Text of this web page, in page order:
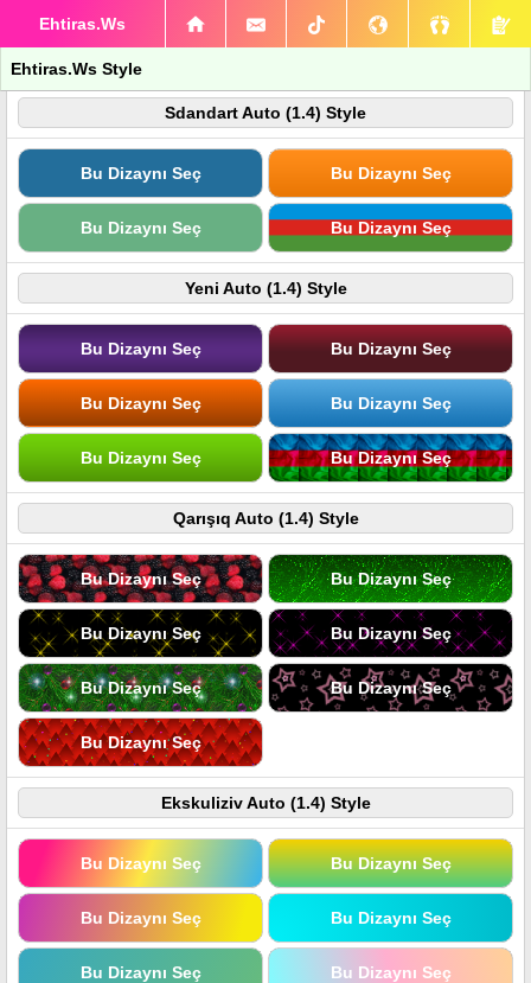
Ehtiras.Ws
Ehtiras.Ws Style
Sdandart Auto (1.4) Style
Bu Dizaynı Seç Bu Dizaynı Seç
Bu Dizaynı Seç Bu Dizaynı Seç
Yeni Auto (1.4) Style
Bu Dizaynı Seç Bu Dizaynı Seç
Bu Dizaynı Seç Bu Dizaynı Seç
Bu Dizaynı Seç Bu Dizaynı Seç
Qarışıq Auto (1.4) Style
Bu Dizaynı Seç Bu Dizaynı Seç
Bu Dizaynı Seç Bu Dizaynı Seç
Bu Dizaynı Seç Bu Dizaynı Seç
Bu Dizaynı Seç
Ekskuliziv Auto (1.4) Style
Bu Dizaynı Seç Bu Dizaynı Seç
Bu Dizaynı Seç Bu Dizaynı Seç
Bu Dizaynı Seç Bu Dizaynı Seç